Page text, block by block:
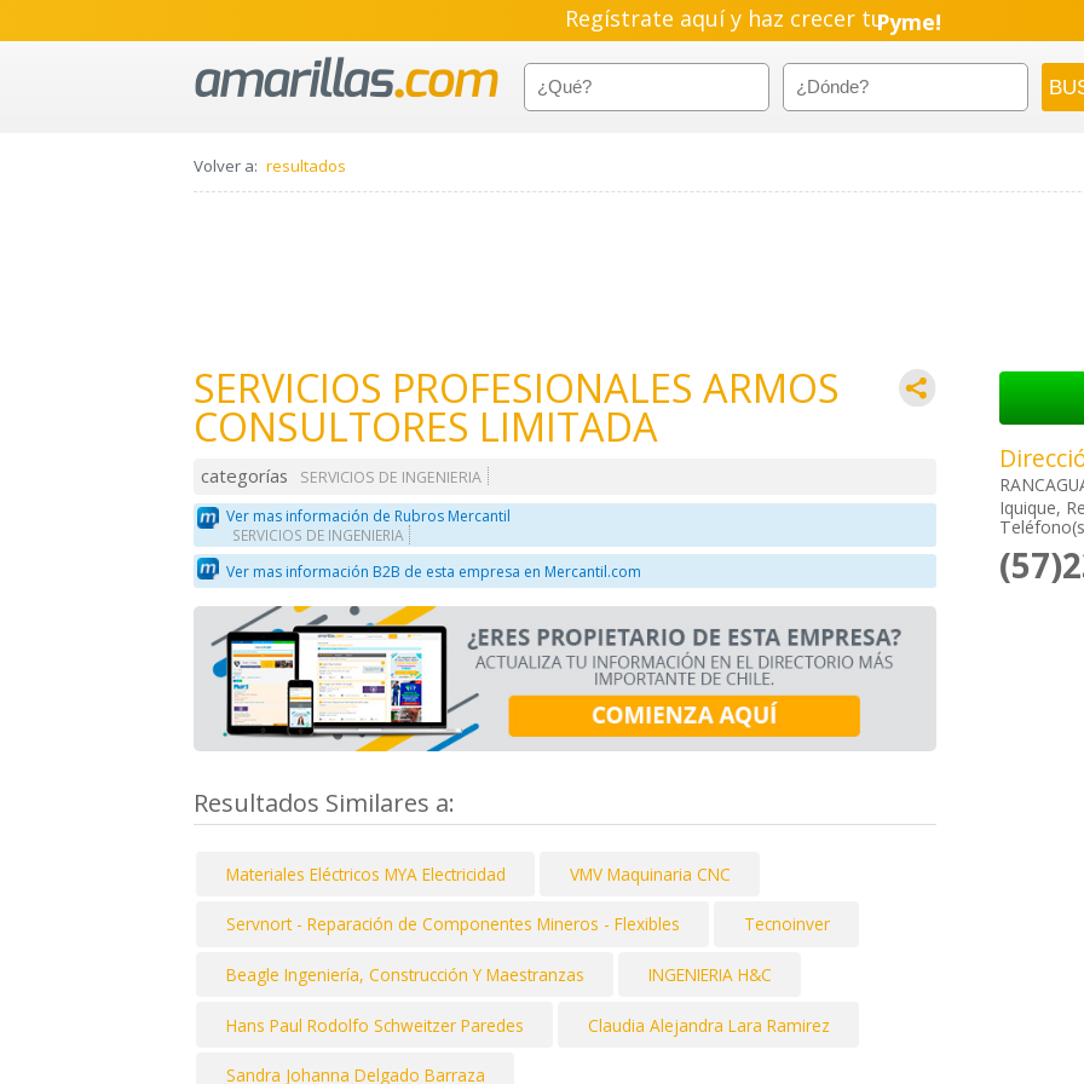
Regístrate aquí y haz crecer tuPyme!
Emprendimiento!
Volver a: resultados
SERVICIOS PROFESIONALES ARMOS
CONSULTORES LIMITADA
categorías
SERVICIOS DE INGENIERIA
Ver mas información de Rubros Mercantil
SERVICIOS DE INGENIERIA
Ver mas información B2B de esta empresa en Mercantil.com
Resultados Similares a:
Materiales Eléctricos MYA Electricidad VMV Maquinaria CNC
Servnort - Reparación de Componentes Mineros - Flexibles Tecnoinver
Beagle Ingeniería, Construcción Y Maestranzas INGENIERIA H&C
Hans Paul Rodolfo Schweitzer Paredes Claudia Alejandra Lara Ramirez
Sandra Johanna Delgado Barraza
Iquique,